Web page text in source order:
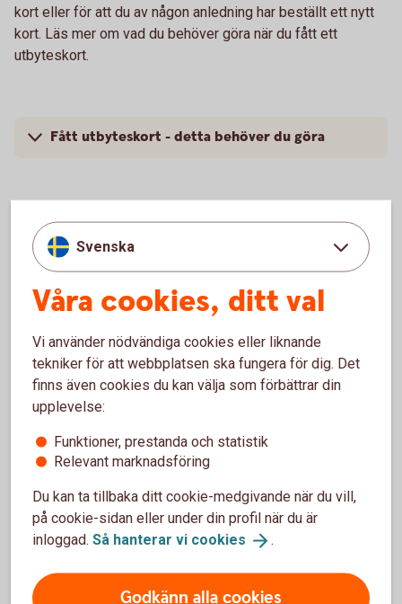
kort eller för att du av någon anledning har beställt ett nytt
kort. Läs mer om vad du behöver göra när du fått ett
utbyteskort.
Fått utbyteskort - detta behöver du göra
Tänk på att ditt kort är en
värdehandling
Facebook, om du blir uppringd via telefon eller
liknande. Du får aldrig avslöja kod eller lösenord för
någon.
Har du
prenumerationstjänster?
Svenska
Våra cookies, ditt val
Vi använder nödvändiga cookies eller liknande
tekniker för att webbplatsen ska fungera för dig. Det
finns även cookies du kan välja som förbättrar din
upplevelse:
Funktioner, prestanda och statistik
Relevant marknadsföring
Du kan ta tillbaka ditt cookie-medgivande när du vill,
på cookie-sidan eller under din profil när du är
inloggad. Så hanterar vi cookies .
Godkänn alla cookies